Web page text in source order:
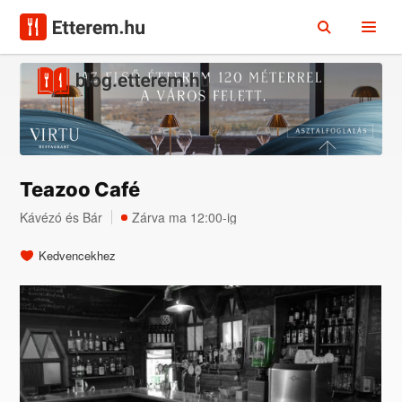
Teazoo Café
Kávézó és Bár Zárva ma 12:00-ig
Kedvencekhez